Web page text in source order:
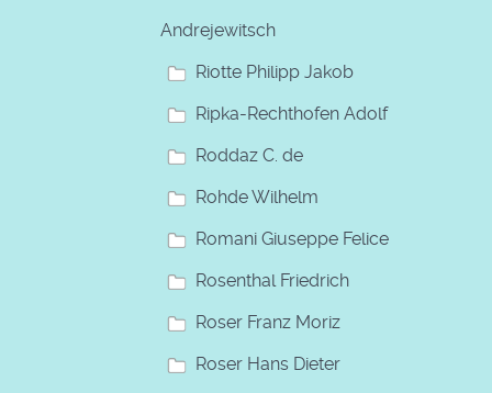
Andrejewitsch
Riotte Philipp Jakob
Ripka-Rechthofen Adolf
Roddaz C. de
Rohde Wilhelm
Romani Giuseppe Felice
Rosenthal Friedrich
Roser Franz Moriz
Roser Hans Dieter